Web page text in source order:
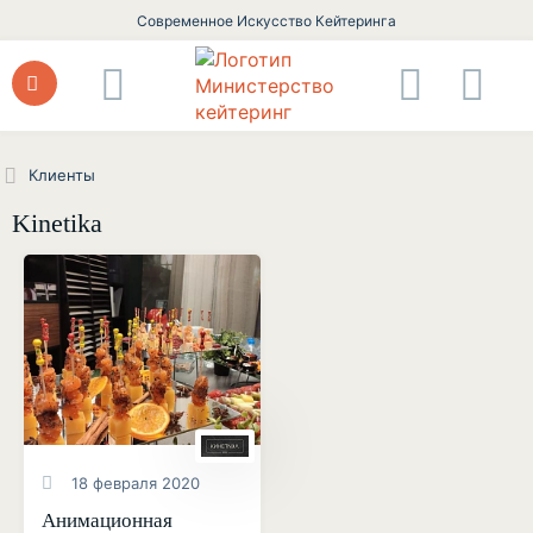
Современное Искусство Кейтеринга
Клиенты
Kinetika
18 февраля 2020
Анимационная